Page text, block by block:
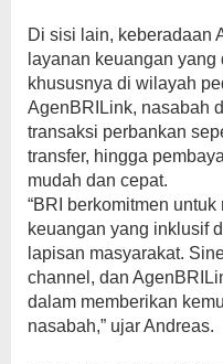
Di sisi lain, keberadaan
layanan keuangan
khususnya di wilayah
AgenBRILink, nasabah
transaksi perbankan
transfer, hingga
mudah dan cepat.
“BRI berkomitmen
keuangan yang inklusif
lapisan masyarakat.
channel, dan
dalam memberikan
nasabah,” ujar Andreas.